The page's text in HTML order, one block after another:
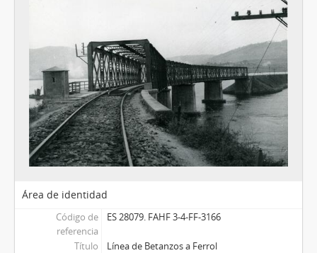
Área de identidad
Código de
referencia
ES 28079. FAHF 3-4-FF-3166
Título
Línea de Betanzos a Ferrol